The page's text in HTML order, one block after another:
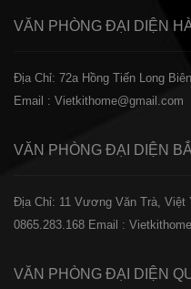
VĂN PHÒNG ĐẠI DIỆN
Địa Chỉ: 72a Hồng Tiến Long
Email : Vietkithome@gmail.com
VĂN PHÒNG ĐẠI DIỆN
Địa Chỉ: 11 Vương Văn Trà, Việt
0865.283.168 Email :
VĂN PHÒNG ĐẠI DIỆN